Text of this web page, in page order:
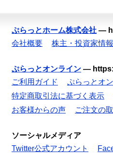
ぷらっとホーム株式会社 —
会社概要
株主・投資家情報
ぷらっとオンライン —
ご利用ガイド
ぷらっとオ
特定商取引法に基づく表示
お客様からの声
ご注文の
ソーシャルメディア
Twitter公式アカウント